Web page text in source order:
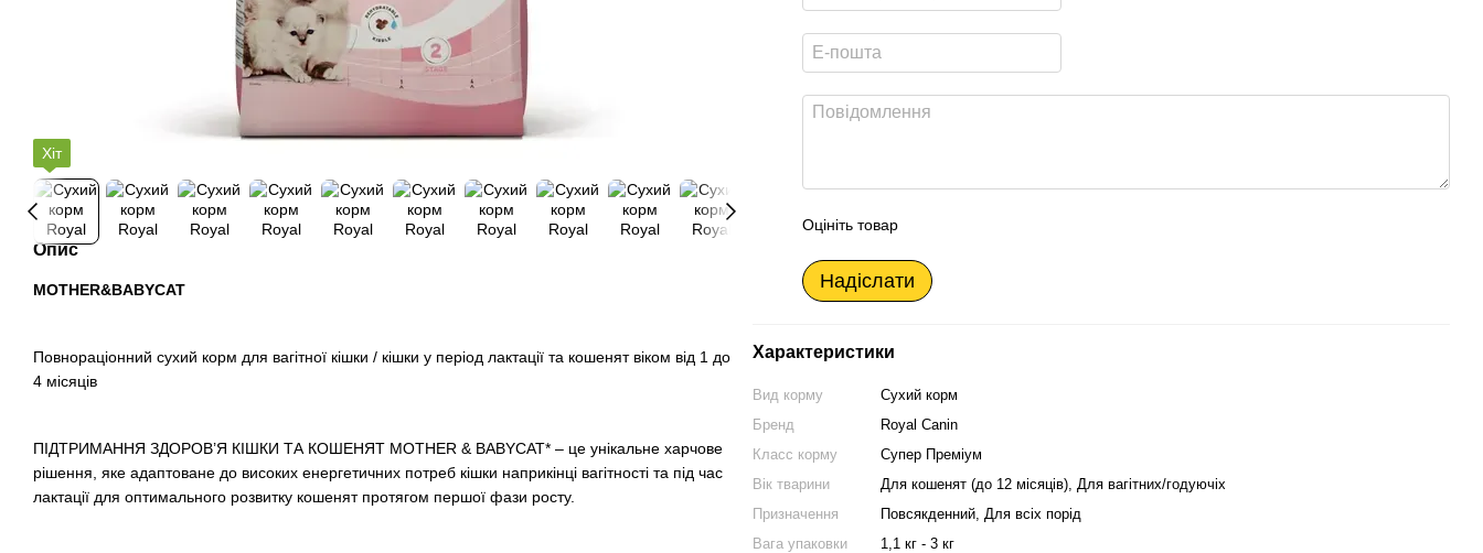
Хіт
Опис
MOTHER&BABYCAT
Повнораціонний сухий корм для вагітної кішки / кішки у період лактації та кошенят віком від 1 до
4 місяців
ПІДТРИМАННЯ ЗДОРОВ’Я КІШКИ ТА КОШЕНЯТ MOTHER & BABYCAT* – це унікальне харчове
рішення, яке адаптоване до високих енергетичних потреб кішки наприкінці вагітності та під час
лактації для оптимального розвитку кошенят протягом першої фази росту.
Оцініть товар
Надіслати
Характеристики
Вид корму
Сухий корм
Бренд
Royal Canin
Класс корму
Супер Преміум
Вік тварини
Для кошенят (до 12 місяців), Для вагітних/годуючіх
Призначення
Повсякденний, Для всіх порід
Вага упаковки
1,1 кг - 3 кг